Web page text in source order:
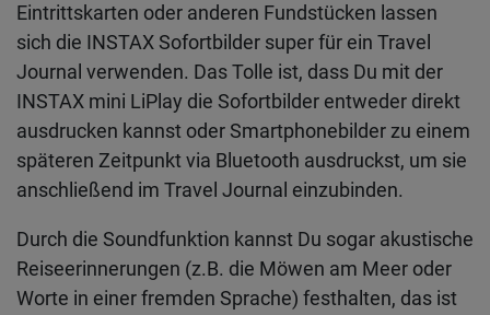
Eintrittskarten oder anderen Fundstücken lassen
sich die INSTAX Sofortbilder super für ein Travel
Journal verwenden. Das Tolle ist, dass Du mit der
INSTAX mini LiPlay die Sofortbilder entweder direkt
ausdrucken kannst oder Smartphonebilder zu einem
späteren Zeitpunkt via Bluetooth ausdruckst, um sie
anschließend im Travel Journal einzubinden.
Durch die Soundfunktion kannst Du sogar akustische
Reiseerinnerungen (z.B. die Möwen am Meer oder
Worte in einer fremden Sprache) festhalten, das ist